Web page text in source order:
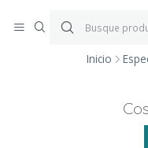
*Aplica condiciones y
Inicio